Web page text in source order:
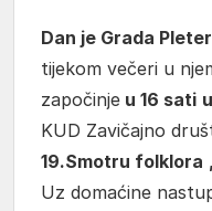
Dan je Grada
tijekom večeri u
započinje u 16 sati
KUD Zavičajno
19.Smotru folklora
Uz domaćine